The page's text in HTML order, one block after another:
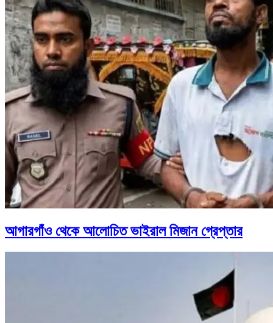
আগারগাঁও থেকে আলোচিত ভাইরাল মিজান গ্রেপ্তার